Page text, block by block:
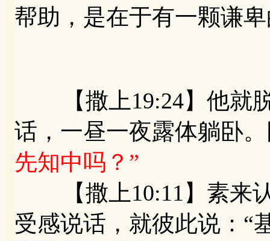
帮助，是在于有一颗谦
【撒上19:24】他就脱
话，一昼一夜露体躺卧
先知中吗？”
【撒上10:11】素来认
受感说话，就彼此说：“